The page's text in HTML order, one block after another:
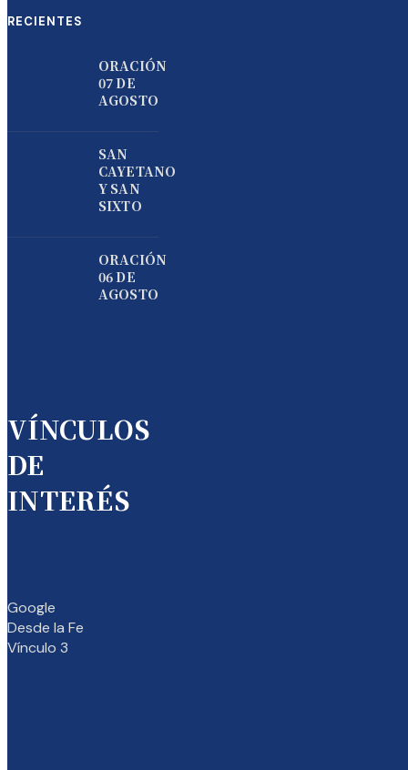
RECIENTES
ORACIÓN
07 DE
AGOSTO
SAN
CAYETANO
Y SAN
SIXTO
ORACIÓN
06 DE
AGOSTO
VÍNCULOS
DE
INTERÉS
Google
Desde la Fe
Vínculo 3